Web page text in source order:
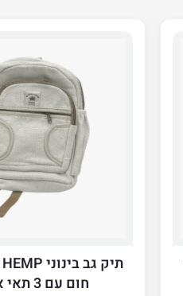
חום עם 3 תאי איחסון